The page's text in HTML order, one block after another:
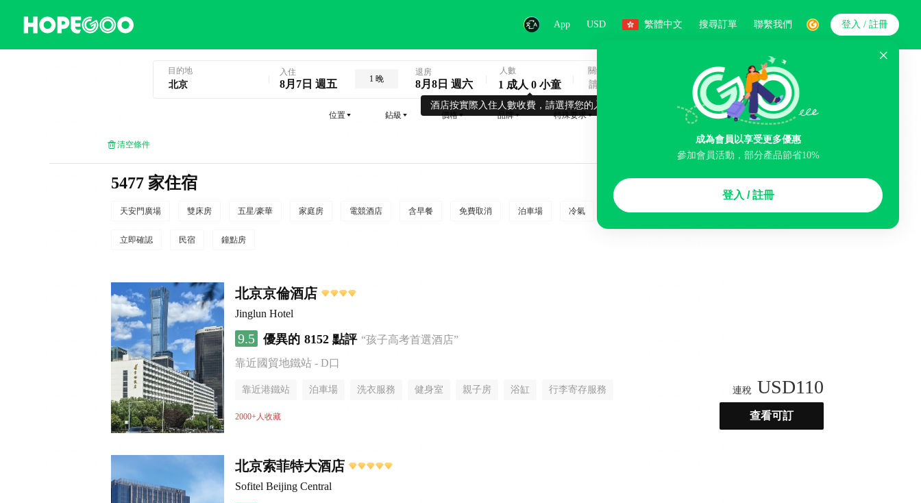
App USD 繁體中文 搜尋訂單 聯繫我們
成為會員以享受更多優惠
參加會員活動，部分產品節省10%
登入 / 註冊
登入 / 註冊
目的地 入住
8月7日 週五 1 晚
退房
8月8日 週六
酒店按實際入住人數收費，請選擇您的入住人數
人數
1 成人 0 小童
關鍵字
搜索
位置 鉆級 價格 品牌 特殊要求
清空條件
5477 家住宿
天安門廣場 雙床房 五星/豪華 家庭房 電競酒店 含早餐 免費取消 泊車場 冷氣 浴缸 洗衣服務 機場接駁服務
立即確認 民宿 鐘點房
北京京倫酒店
Jinglun Hotel
9.5 優異的 8152 點評 “孩子高考首選酒店”
靠近國貿地鐵站 - D口
靠近港鐵站 泊車場 洗衣服務 健身室 親子房 浴缸 行李寄存服務
無煙樓層
2000+人收藏
連稅 USD110
查看可訂
北京索菲特大酒店
Sofitel Beijing Central